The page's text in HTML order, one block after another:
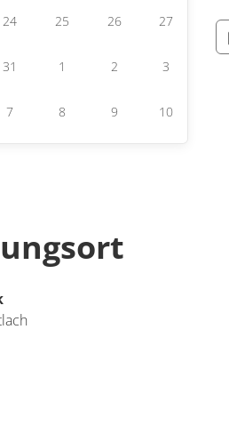
24 25 26 27
31 1 2 3
7 8 9 10